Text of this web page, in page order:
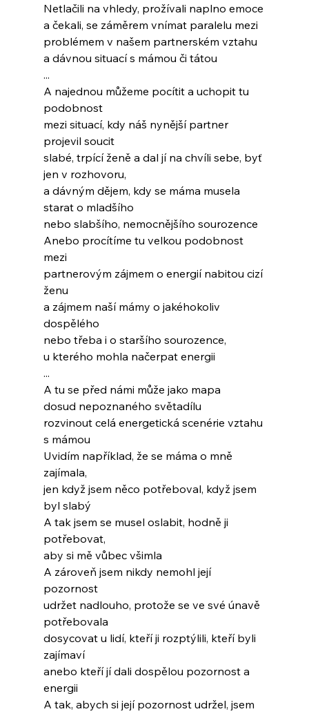
Netlačili na vhledy, prožívali naplno emoce
a čekali, se záměrem vnímat paralelu mezi
problémem v našem partnerském vztahu
a dávnou situací s mámou či tátou
...
A najednou můžeme pocítit a uchopit tu
podobnost
mezi situací, kdy náš nynější partner
projevil soucit
slabé, trpící ženě a dal jí na chvíli sebe, byť
jen v rozhovoru,
a dávným dějem, kdy se máma musela
starat o mladšího
nebo slabšího, nemocnějšího sourozence
Anebo procítíme tu velkou podobnost
mezi
partnerovým zájmem o energií nabitou cizí
ženu
a zájmem naší mámy o jakéhokoliv
dospělého
nebo třeba i o staršího sourozence,
u kterého mohla načerpat energii
...
A tu se před námi může jako mapa
dosud nepoznaného světadílu
rozvinout celá energetická scenérie vztahu
s mámou
Uvidím například, že se máma o mně
zajímala,
jen když jsem něco potřeboval, když jsem
byl slabý
A tak jsem se musel oslabit, hodně ji
potřebovat,
aby si mě vůbec všimla
A zároveň jsem nikdy nemohl její
pozornost
udržet nadlouho, protože se ve své únavě
potřebovala
dosycovat u lidí, kteří ji rozptýlili, kteří byli
zajímaví
anebo kteří jí dali dospělou pozornost a
energii
A tak, abych si její pozornost udržel, jsem